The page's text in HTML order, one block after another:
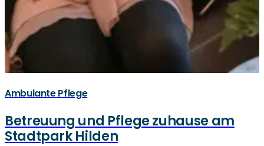
Ambulante Pflege
Betreuung und Pflege zuhause am
Stadtpark Hilden